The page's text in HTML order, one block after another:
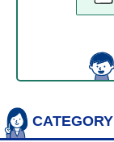
CATEGORY